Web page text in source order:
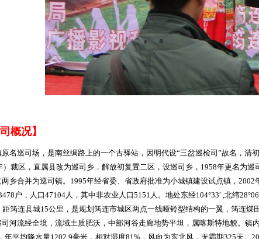
概况】
名巡司场，是南丝绸路上的一个古驿站，因明代设“三岔巡检司”故名，
）裁区，直属县改为巡司乡，解放初复置二区，设巡司乡，1958年更名为
乡合并为巡司镇。1995年经省委、省政府批准为小城镇建设试点镇，
户，人口47104人，其中非农业人口5151人。地处东经104°33′ ,北纬
距筠连县城15公里，是规划筠连市城区两点一线哑铃型结构的一翼，筠连
司河流经全境，流域土质肥沃，中部河谷走廊地势平坦，属喀斯特地貌。
年平均降水量1202.9毫米，相对湿度81%，风向为东北风，无霜期325天。